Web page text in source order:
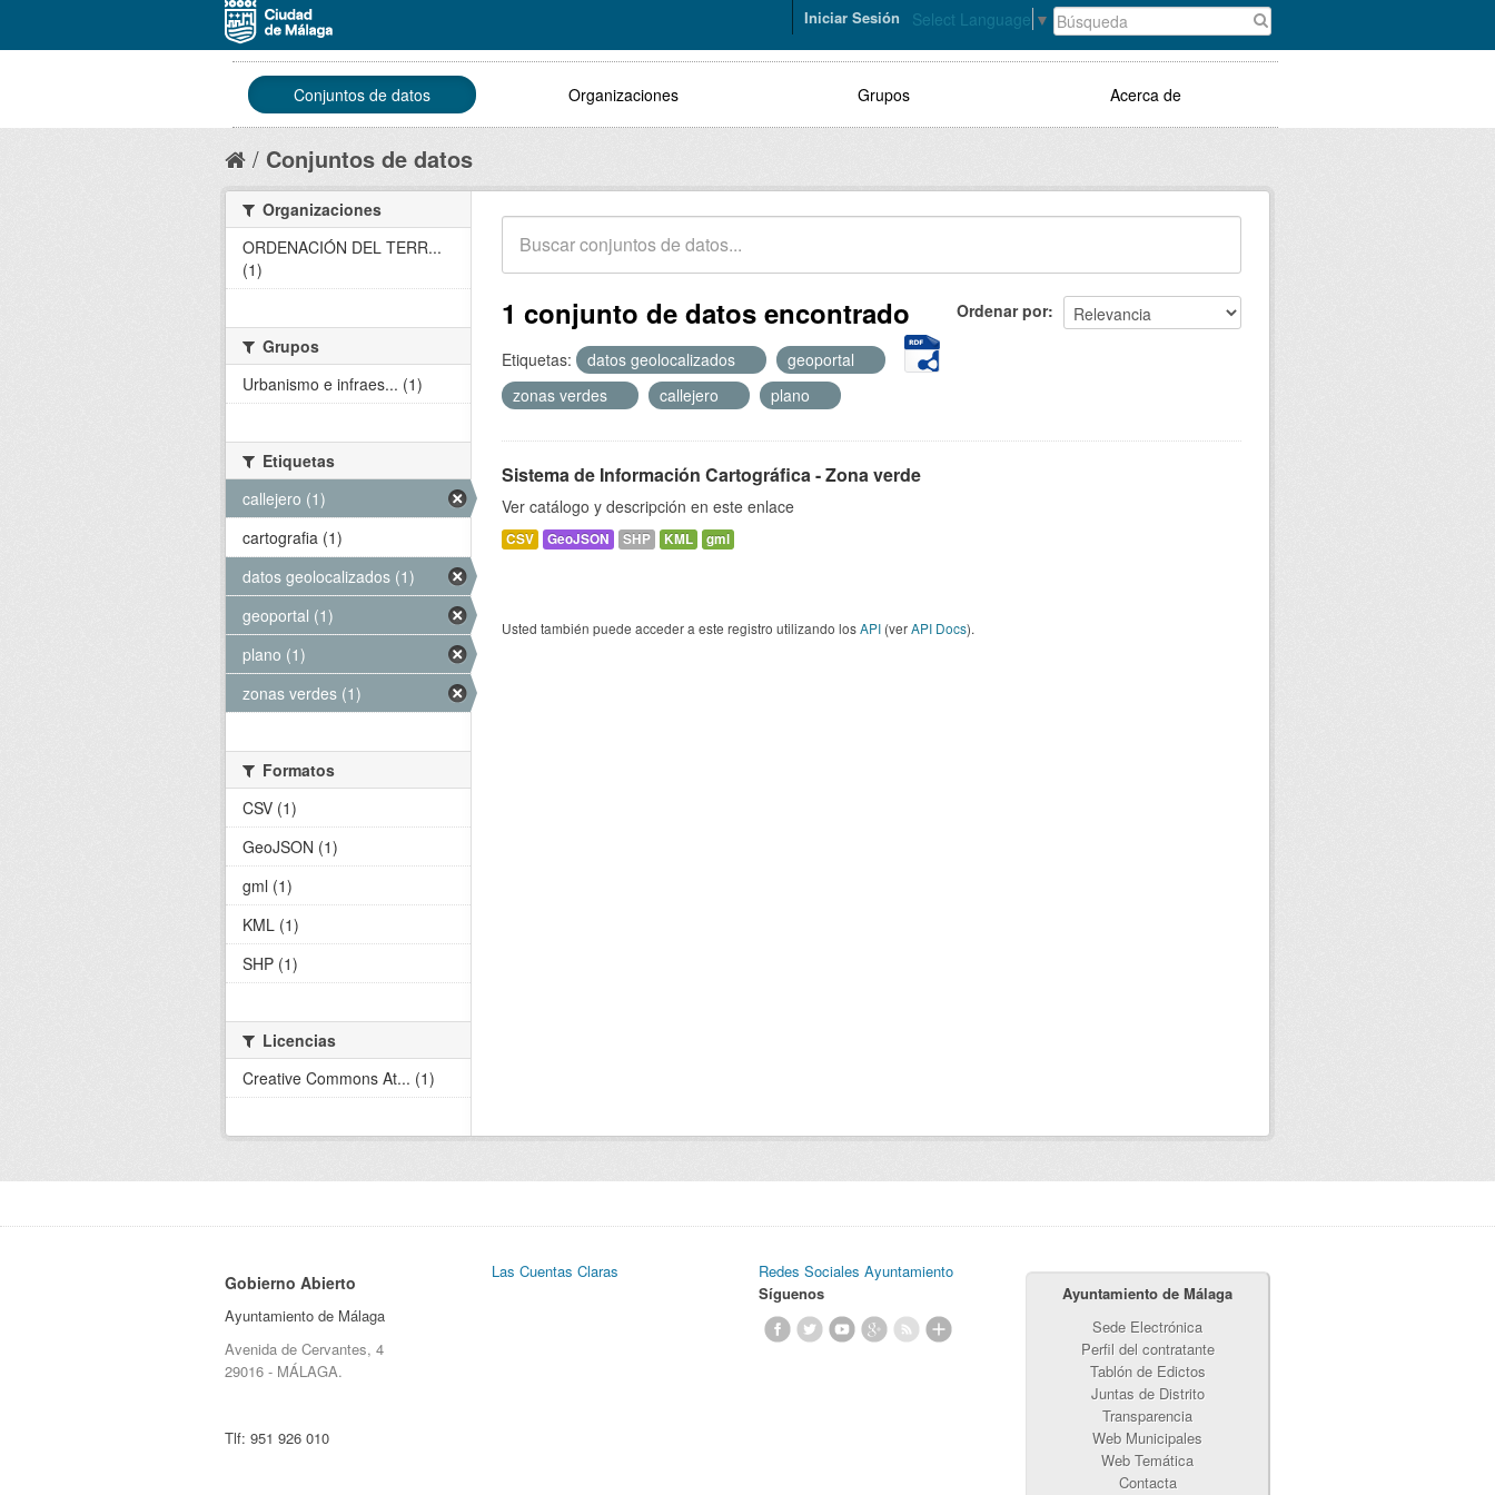
Select Language ▼
Iniciar Sesión
Conjuntos de datos Organizaciones Grupos Acerca de
Conjuntos de datos
Ordenar por
1 conjunto de datos encontrado
Etiquetas: datos geolocalizados
geoportal
zonas verdes
callejero plano
Sistema de Información Cartográfica - Zona verde
Ver catálogo y descripción en este enlace
CSV GeoJSON SHP KML gml
Usted también puede acceder a este registro utilizando losAPI (verAPI Docs).
Organizaciones
ORDENACIÓN DEL TERR...
(1)
Grupos
Urbanismo e infraes... (1)
Etiquetas
callejero (1)
cartografia (1)
datos geolocalizados (1)
geoportal (1)
plano (1)
zonas verdes (1)
Formatos
CSV (1)
GeoJSON (1)
gml (1)
KML (1)
SHP (1)
Licencias
Creative Commons At... (1)
Gobierno Abierto
Ayuntamiento de Málaga
Avenida de Cervantes, 4
29016 - MÁLAGA.
Tlf: 951 926 010
Las Cuentas Claras
Redes Sociales Ayuntamiento
Síguenos
Ayuntamiento de Málaga
Sede Electrónica
Perfil del contratante
Tablón de Edictos
Juntas de Distrito
Transparencia
Web Municipales
Web Temática
Contacta